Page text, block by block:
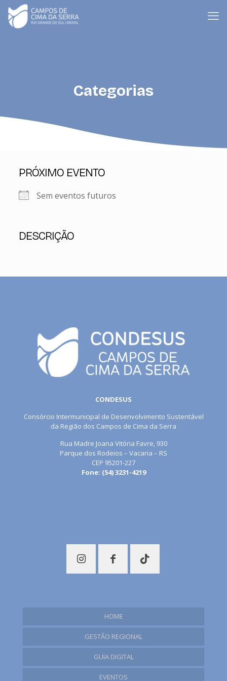
Categorias
PRÓXIMO EVENTO
Sem eventos futuros
DESCRIÇÃO
CONDESUS
Consórcio Intermunicipal de Desenvolvimento Sustentável
da Região dos Campos de Cima da Serra
Rua Madre Joana Vitória Favre, 930
Parque dos Rodeios – Vacaria – RS
CEP 95201-227
Fone: (54) 3231-4219
HOME
GESTÃO REGIONAL
Plano Regional de Turismo
Documentação
GUIA DIGITAL
Bom Jesus
EVENTOS